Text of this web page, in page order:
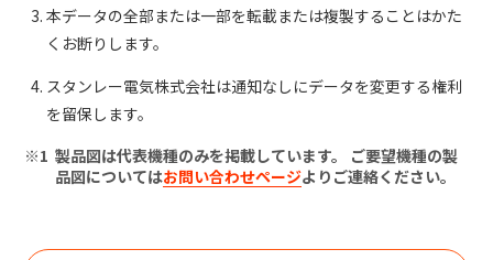
本データの全部または一部を転載または複製することはかた
くお断りします。
スタンレー電気株式会社は通知なしにデータを変更する権利
を留保します。
製品図は代表機種のみを掲載しています。 ご要望機種の製
品図についてはお問い合わせページよりご連絡ください。